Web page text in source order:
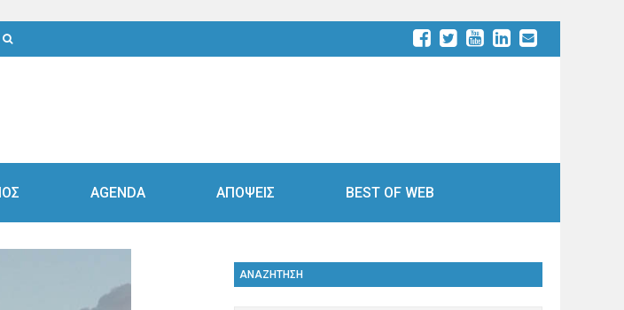
AGENDA ΑΠΟΨΕΙΣ BEST OF WEB
ΑΝΑΖΗΤΗΣΗ